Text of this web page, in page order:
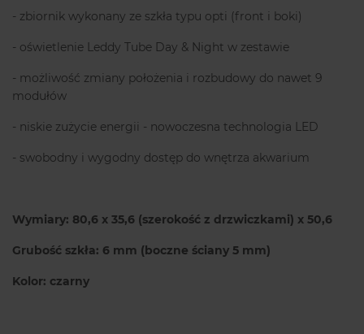
- zbiornik wykonany ze szkła typu opti (front i boki)
- oświetlenie Leddy Tube Day & Night w zestawie
- możliwość zmiany położenia i rozbudowy do nawet 9
modułów
- niskie zużycie energii - nowoczesna technologia LED
- swobodny i wygodny dostęp do wnętrza akwarium
Wymiary: 80,6 x 35,6 (szerokość z drzwiczkami) x 50,6
Grubość szkła: 6 mm (boczne ściany 5 mm)
Kolor: czarny